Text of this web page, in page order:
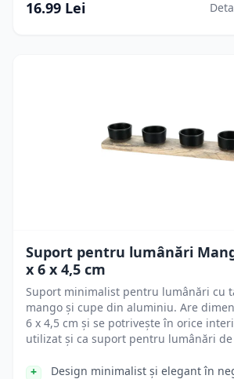
16.99 Lei
Suport pentru lumânări
x 6 x 4,5 cm
Suport minimalist pentru lumânări cu
mango și cupe din aluminiu. Are
6 x 4,5 cm și se potrivește în orice
utilizat și ca suport pentru lumânări de
Design minimalist și elegant în